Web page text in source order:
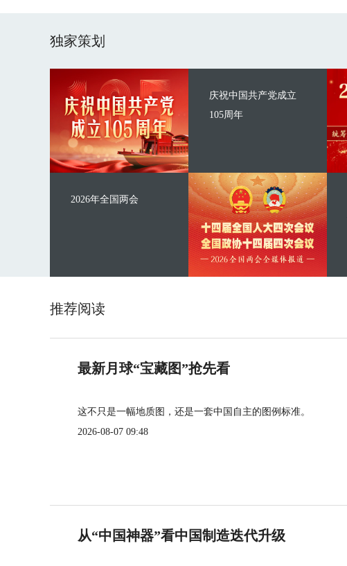
独家策划
庆祝中国共产党成立
105周年
2026年全国两会
推荐阅读
最新月球“宝藏图”抢先看
这不只是一幅地质图，还是一套中国自主的图例标准。
2026-08-07 09:48
从“中国神器”看中国制造迭代升级